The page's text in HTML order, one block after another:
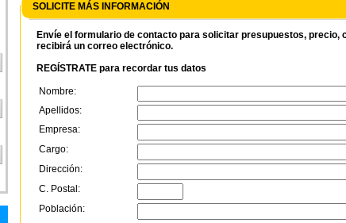
SOLICITE MÁS INFORMACIÓN
Envíe el formulario de contacto para solicitar presupuestos,
recibirá un correo electrónico.
REGÍSTRATE para recordar tus datos
Nombre:
Apellidos:
Empresa:
Cargo:
Dirección:
C. Postal:
Población: